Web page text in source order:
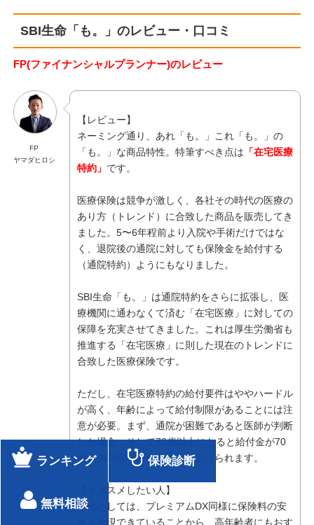
SBI生命「も。」のレビュー・口コミ
FP(ファイナンシャルプランナー)のレビュー
FP
ヤマダヒロシ
【レビュー】
ネーミング通り、あれ「も。」これ「も。」の
「も。」な商品特性。特筆すべき点は 「在宅医療
特約」 です。
医療保険は競争が激しく、各社その時代の医療の
あり方（トレンド）に合致した商品を販売してき
ました。5〜6年程前より入院や手術だけではな
く、退院後の通院に対しても保険金を給付する
（通院特約）ようにもなりました。
SBI生命「も。」は通院特約をさらに拡張し、医
療機関に通わなくて済む「在宅医療」に対しての
保障を充実させてきました。これは厚生労働省も
推進する「在宅医療」に則した現在のトレンドに
合致した医療保険です。
ただし、在宅医療特約の給付要件はややハードル
が高く、年齢によって給付制限があることには注
意が必要。まず、通院が困難であると医師が判断
した場合、そして70歳以上になると給付金が70
歳未満の50%になることがあげられます。
【オススメしたい人】
年代としては、プレミアムDX同様に保険料の安
さを実現できていることから、高年齢者にもおす
ランキング 保険診断
無料相談